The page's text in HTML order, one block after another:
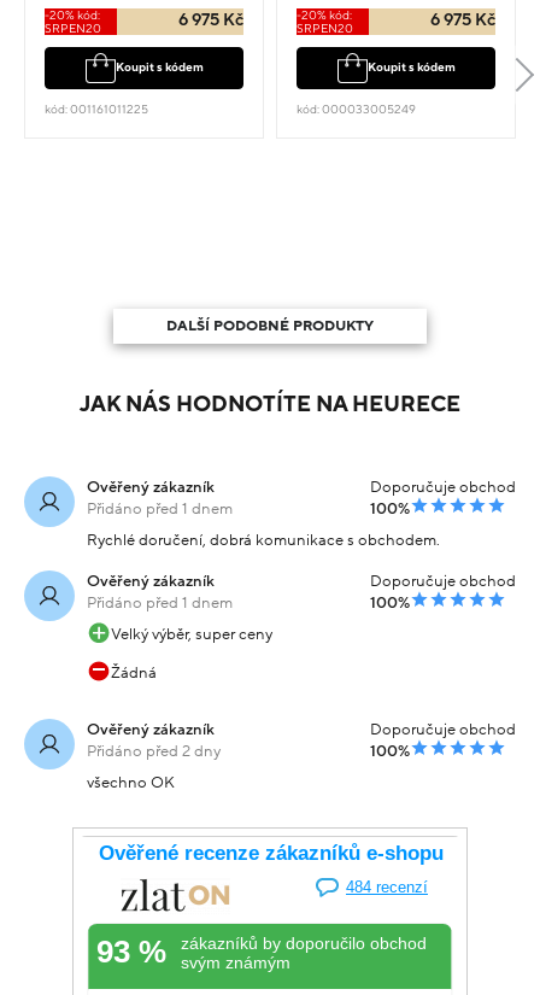
-20% kód:
SRPEN20
6 975 Kč
Koupit s kódem
kód: 001161011225
-20% kód:
SRPEN20
6 975 Kč
Koupit s kódem
kód: 000033005249
DALŠÍ PODOBNÉ PRODUKTY
JAK NÁS HODNOTÍTE NA HEURECE
Ověřený zákazník
Přidáno před 1 dnem
Doporučuje obchod
100%
Rychlé doručení, dobrá komunikace s obchodem.
Ověřený zákazník
Přidáno před 1 dnem
Doporučuje obchod
100%
Velký výběr, super ceny
Žádná
Ověřený zákazník
Přidáno před 2 dny
Doporučuje obchod
100%
všechno OK